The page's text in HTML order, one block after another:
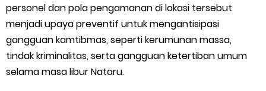
personel dan pola pengamanan di lokasi tersebut
menjadi upaya preventif untuk mengantisipasi
gangguan kamtibmas, seperti kerumunan massa,
tindak kriminalitas, serta gangguan ketertiban umum
selama masa libur Nataru.